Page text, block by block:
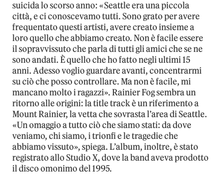
suicida lo scorso anno: «Seattle era una piccola
città, e ci conoscevamo tutti. Sono grato per avere
frequentato questi artisti, avere creato insieme a
loro quello che abbiamo creato. Non è facile essere
il sopravvissuto che parla di tutti gli amici che se ne
sono andati. È quello che ho fatto negli ultimi 15
anni. Adesso voglio guardare avanti, concentrarmi
su ciò che posso controllare. Ma non è facile, mi
mancano molto i ragazzi». Rainier Fog sembra un
ritorno alle origini: la title track è un riferimento a
Mount Rainier, la vetta che sovrasta l’area di Seattle.
«Un omaggio a tutto ciò che siamo stati: da dove
veniamo, chi siamo, i trionfi e le tragedie che
abbiamo vissuto», spiega. L’album, inoltre, è stato
registrato allo Studio X, dove la band aveva prodotto
il disco omonimo del 1995.